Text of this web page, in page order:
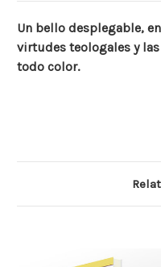
Un bello desplegable,
virtudes teologales y
todo color.